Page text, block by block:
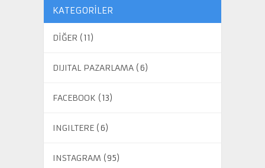
KATEGORILER
DİĞER (11)
DIJITAL PAZARLAMA(6)
FACEBOOK (13)
INGILTERE(6)
INSTAGRAM (95)